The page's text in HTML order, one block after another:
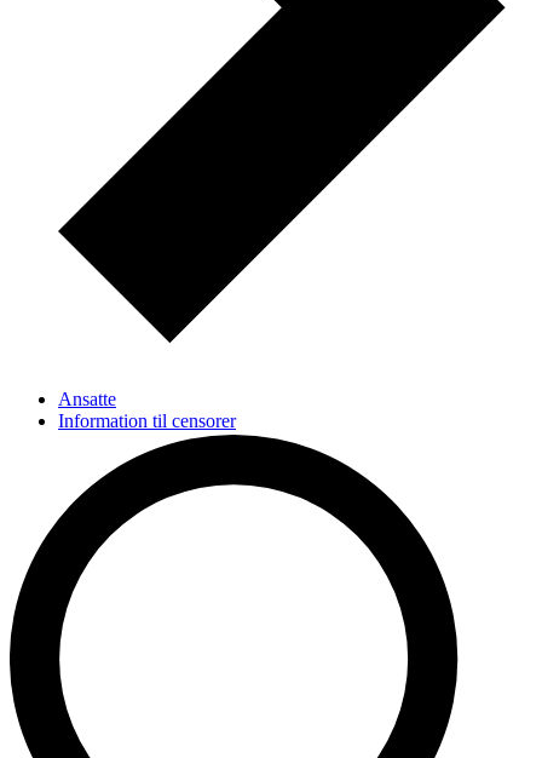
Ansatte
Information til censorer